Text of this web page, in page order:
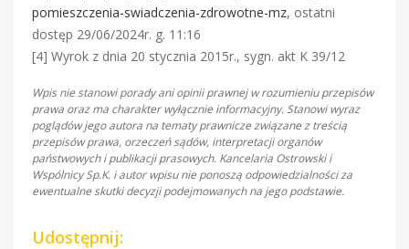
pomieszczenia-swiadczenia-zdrowotne-mz, ostatni
dostęp 29/06/2024r. g. 11:16
[4] Wyrok z dnia 20 stycznia 2015r., sygn. akt K 39/12
Wpis nie stanowi porady ani opinii prawnej w rozumieniu przepisów
prawa oraz ma charakter wyłącznie informacyjny. Stanowi wyraz
poglądów jego autora na tematy prawnicze związane z treścią
przepisów prawa, orzeczeń sądów, interpretacji organów
państwowych i publikacji prasowych. Kancelaria Ostrowski i
Wspólnicy Sp.K. i autor wpisu nie ponoszą odpowiedzialności za
ewentualne skutki decyzji podejmowanych na jego podstawie.
Udostępnij: